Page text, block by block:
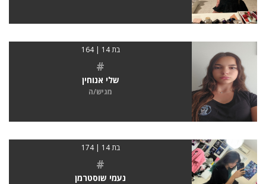
בת 14 | 164
#
שלי אנוחין
מגיש/ה
בת 14 | 174
#
נעמי שוסטרמן